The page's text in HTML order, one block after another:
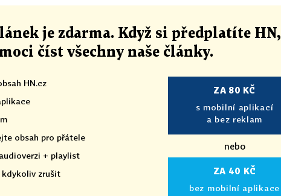
je zdarma. Když si předplatíte HN,
číst všechny naše články.
HN.cz
obsah pro přátele
+ playlist
zrušit
ZA 80 KČ
s mobilní aplikací
a bez reklam
nebo
ZA 40 KČ
bez mobilní aplikace